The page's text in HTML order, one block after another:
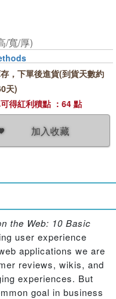
/寬/厚)
加入收藏
，下單後進貨(到貨天數約
天)
得紅利積點 ：64 點
the Web: 10 Basic
user experience
applications we are
reviews, wikis, and
experiences. But
goal in business